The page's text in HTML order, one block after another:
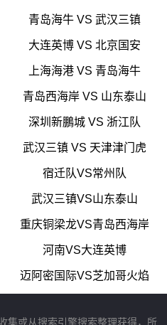
青岛海牛 VS 武汉三镇
大连英博 VS 北京国安
上海海港 VS 青岛海牛
青岛西海岸 VS 山东泰山
深圳新鵬城 VS 浙江队
武汉三镇 VS 天津津门虎
宿迁队VS常州队
武汉三镇VS山东泰山
重庆铜梁龙VS青岛西海岸
河南VS大连英博
迈阿密国际VS芝加哥火焰
集或从搜索引擎搜索整理获得，所